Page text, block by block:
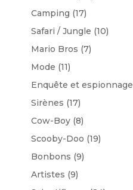
Camping (17)
Safari / Jungle (10)
Mario Bros (7)
Mode (11)
Enquête et espionnage
Sirènes (17)
Cow-Boy (8)
Scooby-Doo (19)
Bonbons (9)
Artistes (9)